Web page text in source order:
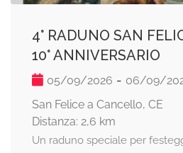
4° RADUNO SAN
10° ANNIVERSARIO
05/09/2026 - 06/09/
San Felice a Cancello, CE
Distanza: 2,6 km
Un raduno speciale per